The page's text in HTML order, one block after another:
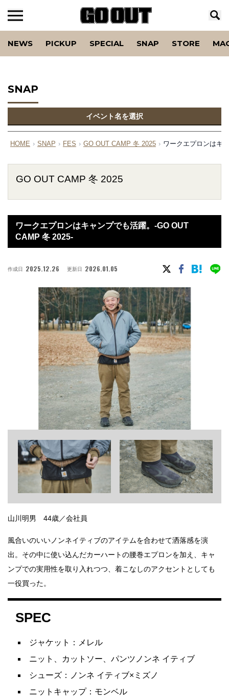
NEWS PICKUP SPECIAL SNAP STORE
SNAP
イベント名を選択
HOME › SNAP › FES › GO OUT CAMP 冬 2025 › ワークエプロンはキ
GO OUT CAMP 冬 2025
ワークエプロンはキャンプでも活躍。-GO OUT
CAMP 冬 2025-
作成日 2025.12.26 更新日 2026.01.05
山川明男 44歳／会社員
風合いのいいノンネイティブのアイテムを合わせて洒落感を演
出。その中に使い込んだカーハートの腰巻エプロンを加え、キャ
ンプでの実用性を取り入れつつ、着こなしのアクセントとしても
一役買った。
SPEC
ジャケット：メレル
ニット、カットソー、パンツノンネ イティブ
シューズ：ノンネ イティブ×ミズノ
ニットキャップ：モンベル